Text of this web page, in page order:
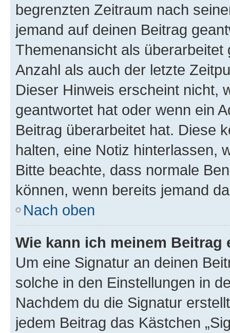
begrenzten Zeitraum nach
jemand auf deinen Beitrag
Themenansicht als
Anzahl als auch der letzte
Dieser Hinweis erscheint nicht,
geantwortet hat oder wenn ein
Beitrag überarbeitet hat. Diese
halten, eine Notiz hinterlassen,
Bitte beachte, dass normale
können, wenn bereits jemand
Nach oben
Wie kann ich meinem
Um eine Signatur an deinen
solche in den Einstellungen in
Nachdem du die Signatur
jedem Beitrag das Kästchen